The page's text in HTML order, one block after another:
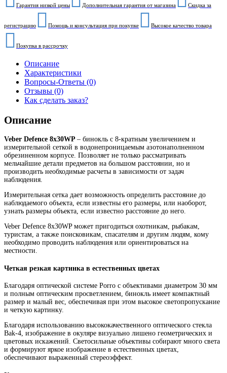
Гарантия низкой цены Дополнительная гарантия от магазина Скидка за
регистрацию Помощь и консультация при покупке Высокое качество товара
Покупка в рассрочку
Описание
Характеристики
Вопросы-Ответы (0)
Отзывы (0)
Как сделать заказ?
Описание
Veber Defence 8x30WP – бинокль c 8-кратным увеличением и
измерительной сеткой в водонепроницаемым азотонаполненном
обрезиненном корпусе. Позволяет не только рассматривать
мельчайшие детали предметов на большом расстоянии, но и
производить необходимые расчеты в зависимости от задач
наблюдения.
Измерительная сетка дает возможность определить расстояние до
наблюдаемого объекта, если известны его размеры, или наоборот,
узнать размеры объекта, если известно расстояние до него.
Veber Defence 8x30WP может пригодиться охотникам, рыбакам,
туристам, а также поисковикам, спасателям и другим людям, кому
необходимо проводить наблюдения или ориентироваться на
местности.
Четкая резкая картинка в естественных цветах
Благодаря оптической системе Porro с объективами диаметром 30 мм
и полным оптическим просветлением, бинокль имеет компактный
размер и малый вес, обеспечивая при этом высокое светопропускание
и четкую картинку.
Благодаря использованию высококачественного оптического стекла
Bak-4, изображение в окуляре визуально лишено геометрических и
цветовых искажений. Светосильные объективы собирают много света
и формируют яркое изображение в естественных цветах,
обеспечивают выраженный стереоэффект.